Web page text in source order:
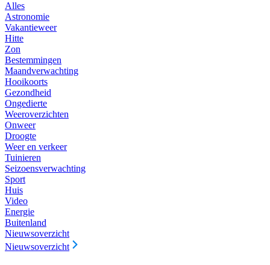
Alles
Astronomie
Vakantieweer
Hitte
Zon
Bestemmingen
Maandverwachting
Hooikoorts
Gezondheid
Ongedierte
Weeroverzichten
Onweer
Droogte
Weer en verkeer
Tuinieren
Seizoensverwachting
Sport
Huis
Video
Energie
Buitenland
Nieuwsoverzicht
Nieuwsoverzicht